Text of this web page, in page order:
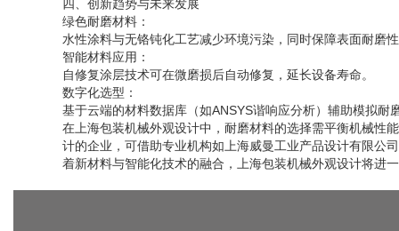
四、创新趋势与未来发展
绿色耐磨材料：
水性涂料与无铬钝化工艺减少环境污染，同时保障表面耐磨
智能材料应用：
自修复涂层技术可在微磨损后自动修复，延长设备寿命。
数字化选型：
基于云端的材料数据库（如ANSYS谐响应分析）辅助模拟耐
在上海包装机械外观设计中，耐磨材料的选择需平衡机械性
计的企业，可借助专业机构如上海威曼工业产品设计有限公
着新材料与智能化技术的融合，上海包装机械外观设计将进